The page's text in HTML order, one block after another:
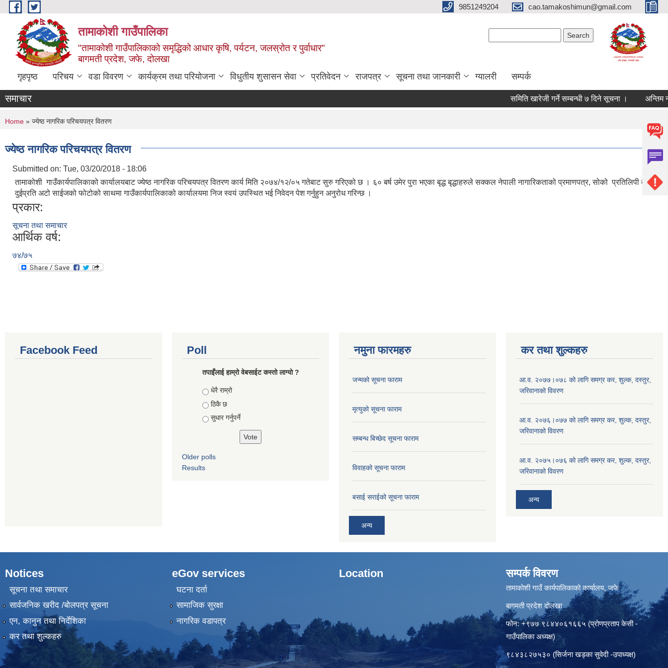
Skip to main content 9851249204 cao.tamakoshimun@gmail.com
तामाकोशी गाउँपालिका
"तामाकोशी गाउँपालिकाको समृद्धिको आधार कृषि, पर्यटन, जलस्रोत र पुर्वाधार"
बागमती प्रदेश, जफे, दोलखा
गृहपृष्ठ परिचय वडा विवरण कार्यक्रम तथा परियोजना विधुतीय शुसासन सेवा प्रतिवेदन राजपत्र सूचना तथा जानकारी ग्यालरी सम्पर्क
समाचार समिति खारेजी गर्ने सम्बन्धी ७ दिने सूचना । अन्तिम
You are here
Home » ज्येष्ठ नागरिक परिचयपत्र वितरण
ज्येष्ठ नागरिक परिचयपत्र वितरण
Submitted on: Tue, 03/20/2018 - 18:06
तामाकोशी गाउँकार्यपालिकाको कार्यालयबाट ज्येष्ठ नागरिक परिचयपत्र वितरण कार्य मिति २०७४/१२/०५ गतेबाट सुरु गरिएको छ । ६० बर्ष उमेर पुरा भएका बृद्ध बृद्धाहरुले सक्कल नेपाली नागारिकताको प्रमाणपत्र, सोको प्रतिलिपी तथा
दुईप्रति अटो साईजको फोटोको साथमा गाउँकार्यपालिकाको कार्यालयमा निज स्वयं उपस्थित भई निवेदन पेश गर्नुहुन अनुरोध गरिन्छ ।
प्रकार:
सूचना तथा समाचार
आर्थिक वर्ष:
७४/७५
Facebook Feed Poll
तपाइँलाई हाम्रो वेबसाईट कस्तो लाग्यो ?
Choices
धेरै राम्रो
ठिकै छ
सुधार गर्नुपर्ने
Older polls
Results
नमुना फारमहरु
जन्मको सूचना फाराम
मृत्युको सूचना फाराम
सम्बन्ध बिच्छेद सूचना फाराम
विवाहको सूचना फाराम
बसाई सराईको सूचना फाराम
अन्य
कर तथा शुल्कहरु
आ.व. २०७७।०७८ को लागि समग्र कर, शुल्क, दस्तुर,
जरिवानाको विवरण
आ.व. २०७६।०७७ को लागि समग्र कर, शुल्क, दस्तुर,
जरिवानाको विवरण
आ.व. २०७५।०७६ को लागि समग्र कर, शुल्क, दस्तुर,
जरिवानाको विवरण
अन्य
Notices
सूचना तथा समाचार
सार्वजनिक खरीद /बोलपत्र सूचना
एन, कानुन तथा निर्देशिका
कर तथा शुल्कहरु
eGov services
घटना दर्ता
सामाजिक सुरक्षा
नागरिक वडापत्र
Location सम्पर्क विवरण
तामाकोशी गाउँ कार्यपालिकाको कार्यालय, जफे
बागमती प्रदेश दोलखा
फोन: +९७७ ९८४४०६१६६५ (प्रोणप्रताप केसी -
गाउँपालिका अध्यक्ष)
९८४३८२७५३० (सिर्जना खड्का सुवेदी -उपाध्यक्ष)